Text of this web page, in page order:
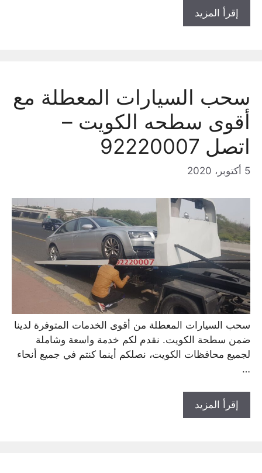
إقرأ المزيد
سحب السيارات المعطلة مع
أقوى سطحه الكويت –
اتصل 92220007
سحب السيارات المعطلة من أقوى الخدمات المتوفرة لدينا
ضمن سطحة الكويت. نقدم لكم خدمة واسعة وشاملة
لجميع محافظات الكويت، نصلكم أينما كنتم في جميع أنحاء
إقرأ المزيد